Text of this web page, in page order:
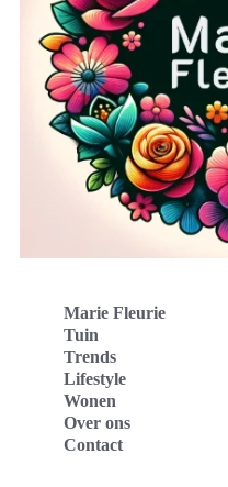
Marie Fleurie
Tuin
Trends
Lifestyle
Wonen
Over ons
Contact